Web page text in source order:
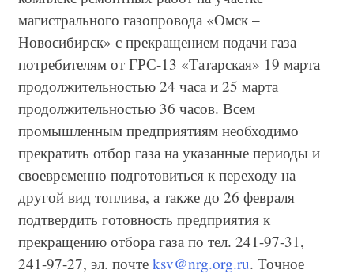
магистрального газопровода «Омск –
Новосибирск» с прекращением подачи газа
потребителям от ГРС-13 «Татарская» 19 марта
продолжительностью 24 часа и 25 марта
продолжительностью 36 часов. Всем
промышленным предприятиям необходимо
прекратить отбор газа на указанные периоды и
своевременно подготовиться к переходу на
другой вид топлива, а также до 26 февраля
подтвердить готовность предприятия к
прекращению отбора газа по тел. 241-97-31,
241-97-27, эл. почте ksv@nrg.org.ru. Точное